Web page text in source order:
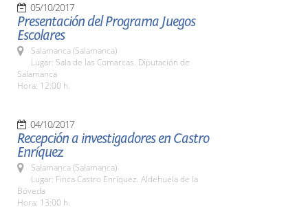
05/10/2017
Presentación del Programa Juegos
Escolares
Salamanca (Salamanca)
Lugar: Sala de las Comarcas. Diputación de
Salamanca
Hora: 12:00 h.
04/10/2017
Recepción a investigadores en Castro
Enríquez
Salamanca (Salamanca)
Lugar: Finca Castro Enríquez. Aldehuela de la
Bóveda
Hora: 13:00 h.